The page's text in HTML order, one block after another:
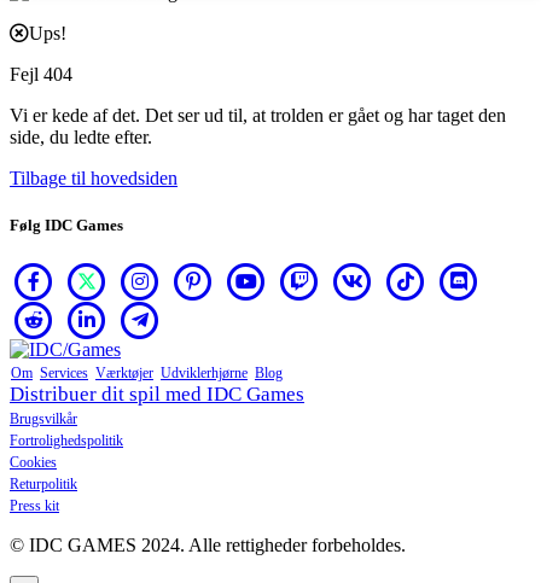
ZHUps!
Fejl 404
Vi er kede af det. Det ser ud til, at trolden er gået og har taget den
side, du ledte efter.
Tilbage til hovedsiden
Følg IDC Games
Om Services Værktøjer Udviklerhjørne Blog
Distribuer dit spil med IDC Games
Brugsvilkår
Fortrolighedspolitik
Cookies
Returpolitik
Press kit
© IDC GAMES 2024. Alle rettigheder forbeholdes.